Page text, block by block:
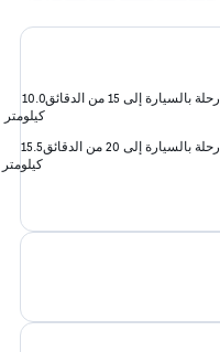
رحلة بالسيارة إلى 15 من الدقائق
10.0
كيلومتر
رحلة بالسيارة إلى 20 من الدقائق
15.5
كيلومتر